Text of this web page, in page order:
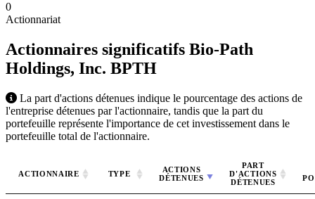
0
Actionnariat
Actionnaires significatifs Bio-Path
Holdings, Inc. BPTH
La part d'actions détenues indique le pourcentage des actions de
l'entreprise détenues par l'actionnaire, tandis que la part du
portefeuille représente l'importance de cet investissement dans le
portefeuille total de l'actionnaire.
ACTIONNAIRE TYPE
ACTIONS
DÉTENUES
PART
D'ACTIONS
DÉTENUES